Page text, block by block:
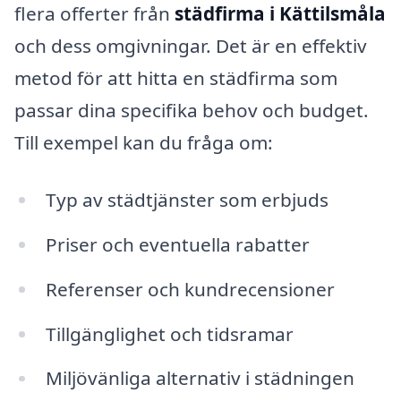
flera offerter från städfirma i Kättilsmåla
och dess omgivningar. Det är en effektiv
metod för att hitta en städfirma som
passar dina specifika behov och budget.
Till exempel kan du fråga om:
Typ av städtjänster som erbjuds
Priser och eventuella rabatter
Referenser och kundrecensioner
Tillgänglighet och tidsramar
Miljövänliga alternativ i städningen